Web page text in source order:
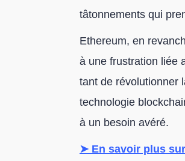
tâtonnements qui
Ethereum, en
à une frustration liée
tant de révolutionner
technologie
à un besoin avéré.
➤ En savoir plus